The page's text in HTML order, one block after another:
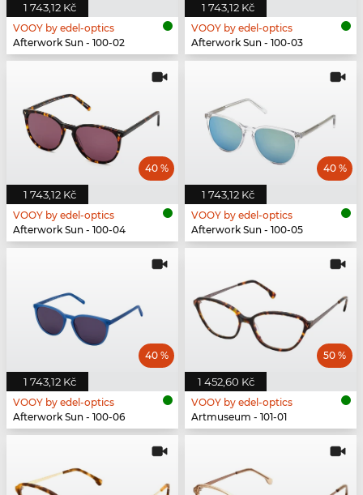
1 743,12 Kč
VOOY by edel-optics
Afterwork Sun - 100-02
1 743,12 Kč
VOOY by edel-optics
Afterwork Sun - 100-03
1 743,12 Kč
40 %
VOOY by edel-optics
Afterwork Sun - 100-04
1 743,12 Kč
40 %
VOOY by edel-optics
Afterwork Sun - 100-05
1 743,12 Kč
40 %
VOOY by edel-optics
Afterwork Sun - 100-06
1 452,60 Kč
50 %
VOOY by edel-optics
Artmuseum - 101-01